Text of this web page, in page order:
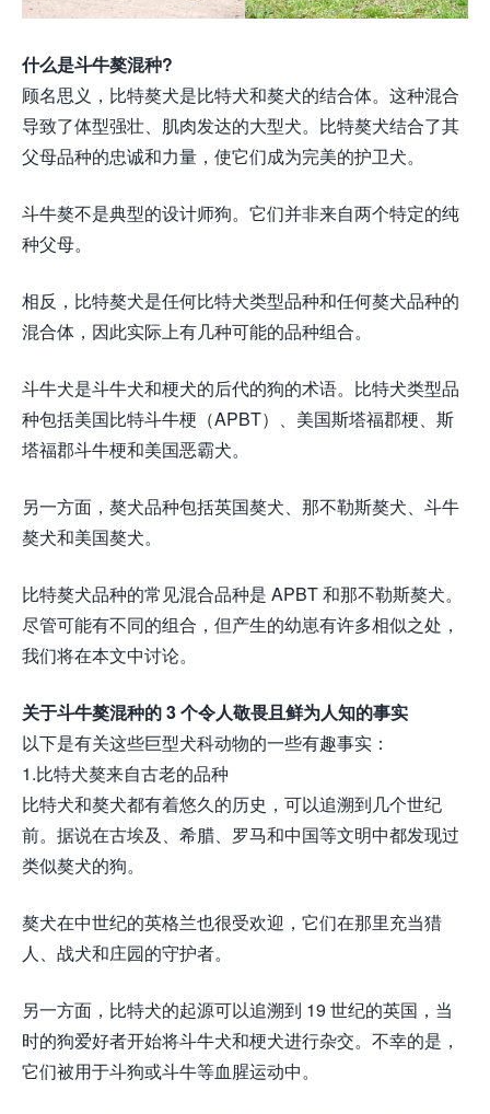
什么是斗牛獒混种?
顾名思义，比特獒犬是比特犬和獒犬的结合体。这种混合
导致了体型强壮、肌肉发达的大型犬。比特獒犬结合了其
父母品种的忠诚和力量，使它们成为完美的护卫犬。
斗牛獒不是典型的设计师狗。它们并非来自两个特定的纯
种父母。
相反，比特獒犬是任何比特犬类型品种和任何獒犬品种的
混合体，因此实际上有几种可能的品种组合。
斗牛犬是斗牛犬和梗犬的后代的狗的术语。比特犬类型品
种包括美国比特斗牛梗（APBT）、美国斯塔福郡梗、斯
塔福郡斗牛梗和美国恶霸犬。
另一方面，獒犬品种包括英国獒犬、那不勒斯獒犬、斗牛
獒犬和美国獒犬。
比特獒犬品种的常见混合品种是 APBT 和那不勒斯獒犬。
尽管可能有不同的组合，但产生的幼崽有许多相似之处，
我们将在本文中讨论。
关于斗牛獒混种的 3 个令人敬畏且鲜为人知的事实
以下是有关这些巨型犬科动物的一些有趣事实：
1.比特犬獒来自古老的品种
比特犬和獒犬都有着悠久的历史，可以追溯到几个世纪
前。据说在古埃及、希腊、罗马和中国等文明中都发现过
类似獒犬的狗。
獒犬在中世纪的英格兰也很受欢迎，它们在那里充当猎
人、战犬和庄园的守护者。
另一方面，比特犬的起源可以追溯到 19 世纪的英国，当
时的狗爱好者开始将斗牛犬和梗犬进行杂交。不幸的是，
它们被用于斗狗或斗牛等血腥运动中。